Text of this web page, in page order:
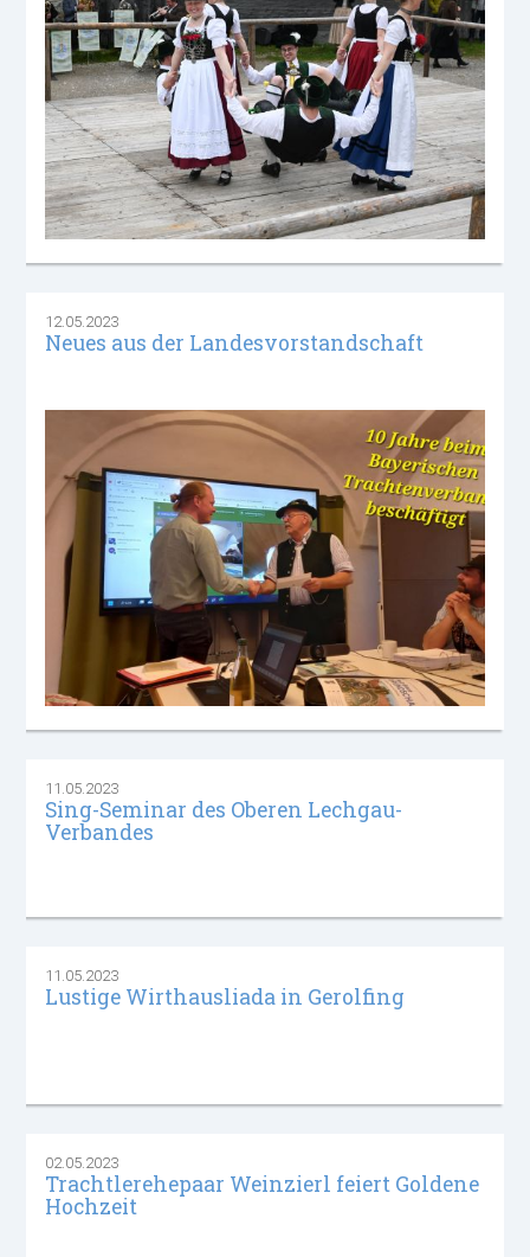
12.05.2023
Neues aus der Landesvorstandschaft
11.05.2023
Sing-Seminar des Oberen Lechgau-
Verbandes
11.05.2023
Lustige Wirthausliada in Gerolfing
02.05.2023
Trachtlerehepaar Weinzierl feiert Goldene
Hochzeit